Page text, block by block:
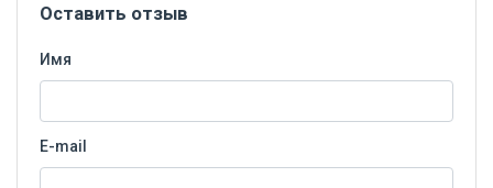
Оставить отзыв
Имя
E-mail